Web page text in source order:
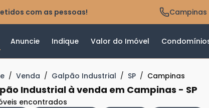
com as pessoas!
Anuncie Indique Valor do Imóvel
/ Venda / Galpão Industrial / SP / Campinas
Industrial à venda em Campinas - SP
encontrados